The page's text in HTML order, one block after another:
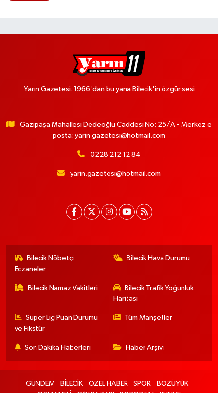
Yarın Gazetesi. 1966'dan bu yana Bilecik'in özgür sesi
Gazipaşa Mahallesi Dedeoğlu Caddesi No: 25/A - Merkez e
posta: yarin.gazetesi@hotmail.com
0228 212 12 84
yarin.gazetesi@hotmail.com
Bilecik Nöbetçi
Eczaneler
Bilecik Hava Durumu
Bilecik Namaz Vakitleri
Bilecik Trafik Yoğunluk
Haritası
Süper Lig Puan Durumu
ve Fikstür
Tüm Manşetler
Son Dakika Haberleri Haber Arşivi
GÜNDEM BİLECİK ÖZEL HABER SPOR
BOZÜYÜK